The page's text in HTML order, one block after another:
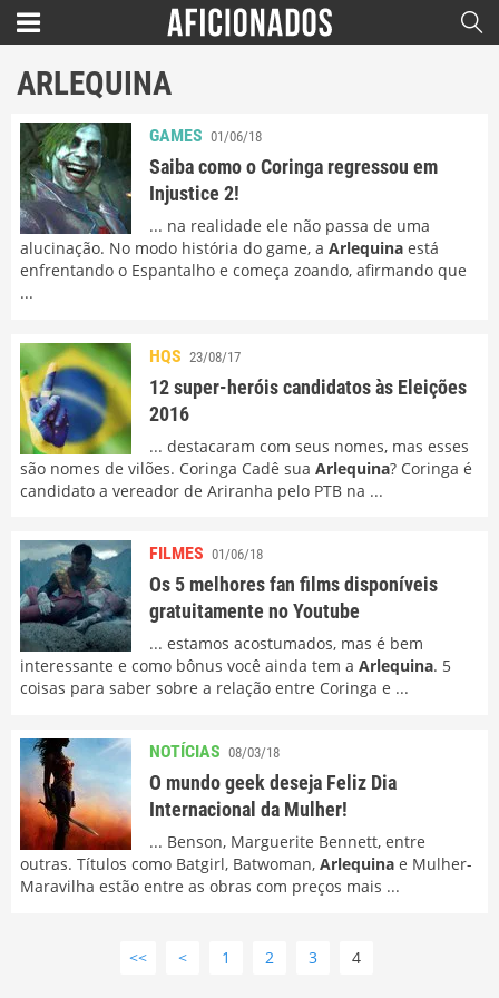
ARLEQUINA
GAMES 01/06/18
Saiba como o Coringa regressou em
Injustice 2!
... na realidade ele não passa de uma
alucinação. No modo história do game, a Arlequina está
enfrentando o Espantalho e começa zoando, afirmando que
...
HQS 23/08/17
12 super-heróis candidatos às Eleições
2016
... destacaram com seus nomes, mas esses
são nomes de vilões. Coringa Cadê sua Arlequina? Coringa é
candidato a vereador de Ariranha pelo PTB na ...
FILMES 01/06/18
Os 5 melhores fan films disponíveis
gratuitamente no Youtube
... estamos acostumados, mas é bem
interessante e como bônus você ainda tem a Arlequina. 5
coisas para saber sobre a relação entre Coringa e ...
NOTÍCIAS 08/03/18
O mundo geek deseja Feliz Dia
Internacional da Mulher!
... Benson, Marguerite Bennett, entre
outras. Títulos como Batgirl, Batwoman, Arlequina e Mulher-
Maravilha estão entre as obras com preços mais ...
<< < 1 2 3 4